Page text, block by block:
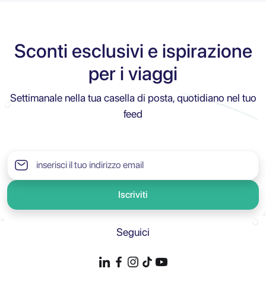
Sconti esclusivi e ispirazione
per i viaggi
Settimanale nella tua casella di posta, quotidiano nel tuo
feed
Iscriviti
Seguici